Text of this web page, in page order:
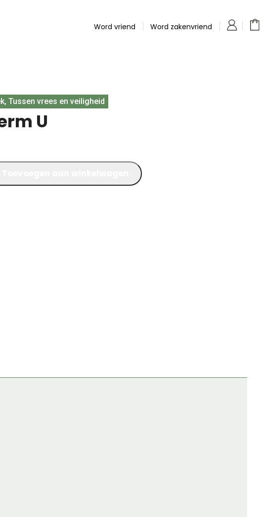
Word vriend Word zakenvriend
Tussen vrees en veiligheid
U